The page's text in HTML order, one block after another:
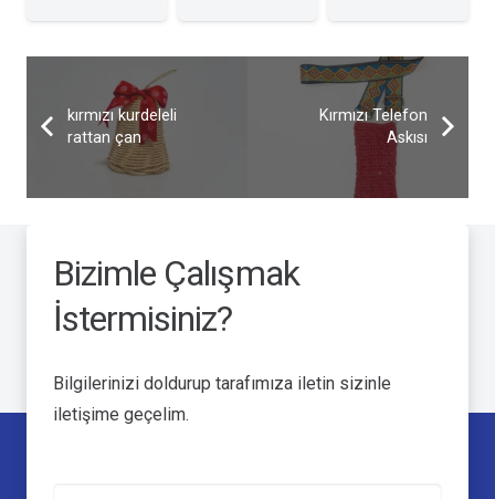
kırmızı kurdeleli
rattan çan
Kırmızı Telefon
Askısı
Bizimle Çalışmak
İstermisiniz?
Bilgilerinizi doldurup tarafımıza iletin sizinle
iletişime geçelim.